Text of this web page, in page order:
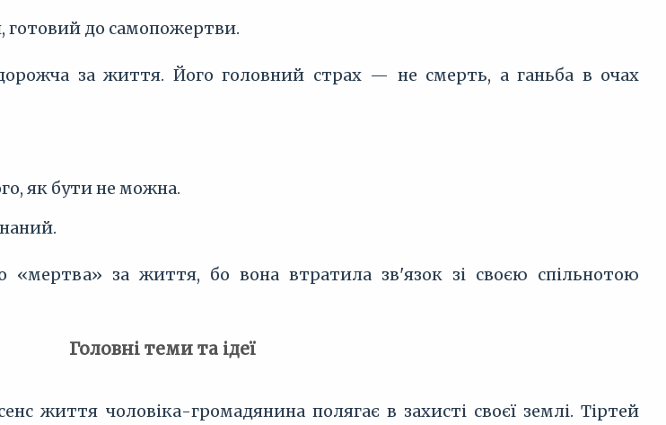
до самопожертви.
за життя. Його головний страх — не смерть, а ганьба в очах
як бути не можна.
за життя, бо вона втратила зв'язок зі своєю спільнотою
Головні теми та ідеї
життя чоловіка-громадянина полягає в захисті своєї землі. Тіртей